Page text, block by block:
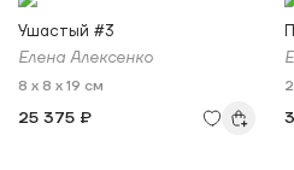
Ушастый #3
Елена Алексенко
8 x 8 x 19 см
25 375 ₽